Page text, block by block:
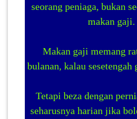
seorang peniaga, bukan
makan gaji.
Makan gaji memang
bulanan, kalau
Tetapi beza dengan
seharusnya harian jika